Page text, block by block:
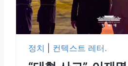
정치 컨텍스트 레터.